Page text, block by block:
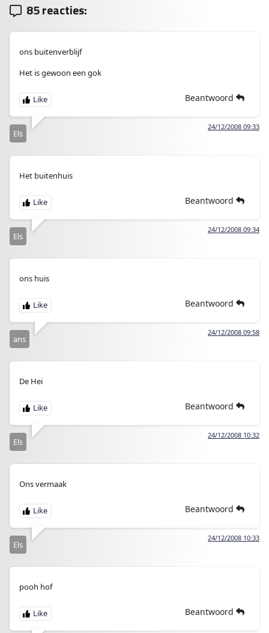
85 reacties:
ons buitenverblijf
Het is gewoon een gok
Beantwoord
24/12/2008 09:33
Els
Het buitenhuis
Beantwoord
24/12/2008 09:34
Els
ons huis
Beantwoord
24/12/2008 09:58
ans
De Hei
Beantwoord
24/12/2008 10:32
Els
Ons vermaak
Beantwoord
24/12/2008 10:33
Els
pooh hof
Beantwoord